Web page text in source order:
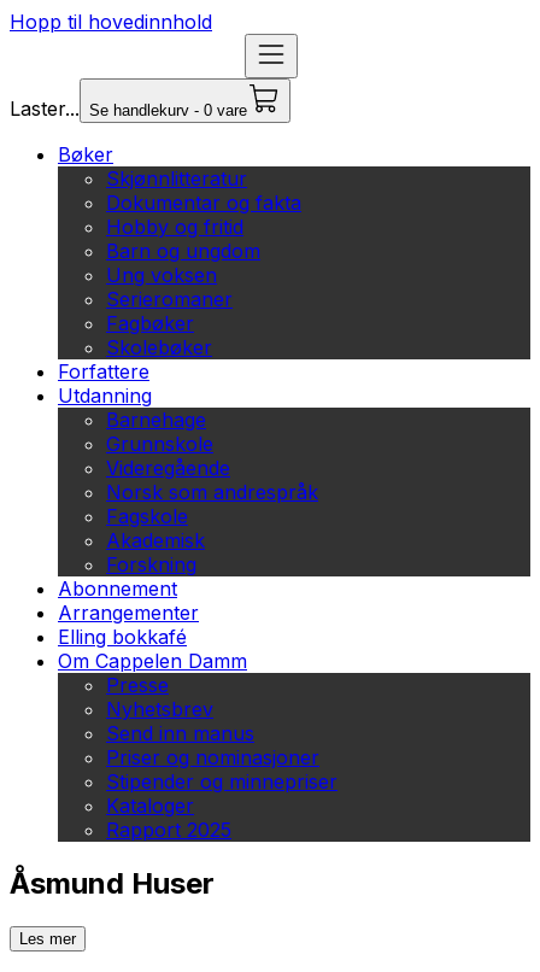
Hopp til hovedinnhold
Laster... Se handlekurv - 0 vare
Bøker
Skjønnlitteratur
Dokumentar og fakta
Hobby og fritid
Barn og ungdom
Ung voksen
Serieromaner
Fagbøker
Skolebøker
Forfattere
Utdanning
Barnehage
Grunnskole
Videregående
Norsk som andrespråk
Fagskole
Akademisk
Forskning
Abonnement
Arrangementer
Elling bokkafé
Om Cappelen Damm
Presse
Nyhetsbrev
Send inn manus
Priser og nominasjoner
Stipender og minnepriser
Kataloger
Rapport 2025
Åsmund Huser
Les mer